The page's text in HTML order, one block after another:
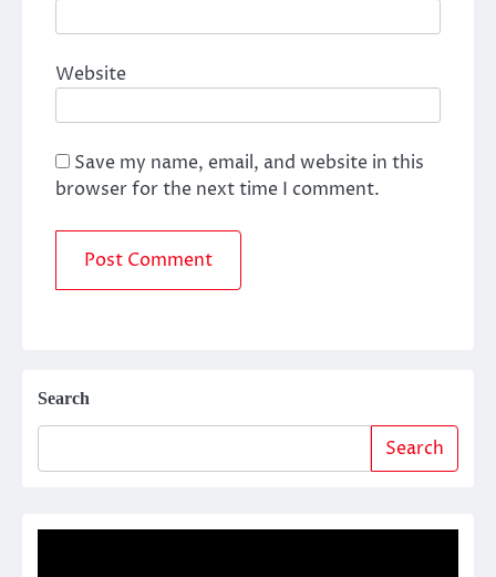
Website
Save my name, email, and website in this
browser for the next time I comment.
Search
Search